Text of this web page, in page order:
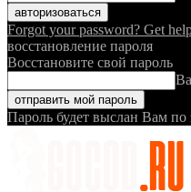
Forgot your password? Get
восстановление пароля
Восстановите свой пароль
Пароль будет выслан Вам по